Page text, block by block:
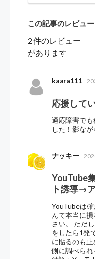
この記事のレビュー
2 件のレビュー
があります
kaara111
応援して
適応障害でも
した！影な
ナッキー
YouTube
ト誘導→
YouTubeは
んて本当に
さい。 ただ
をしたら1発
に貼るのも
側に調べられ